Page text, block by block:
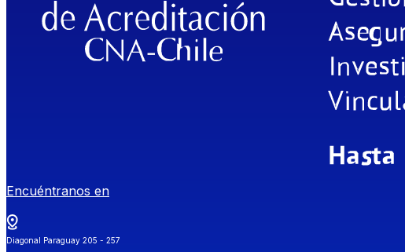
Encuéntranos en
Diagonal Paraguay 205 - 257